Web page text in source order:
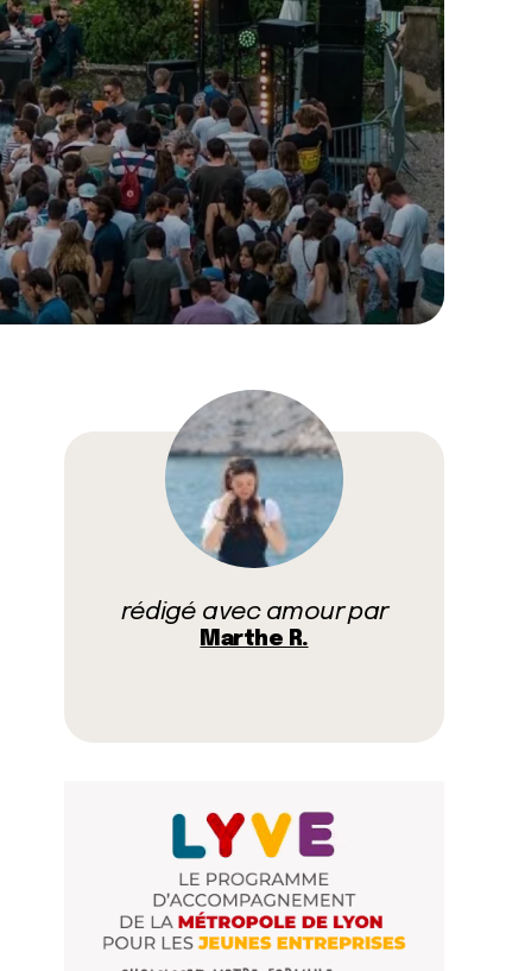
rédigé avec amour par
Marthe R.